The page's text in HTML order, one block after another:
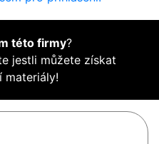
této firmy?
jestli můžete získat
materiály!